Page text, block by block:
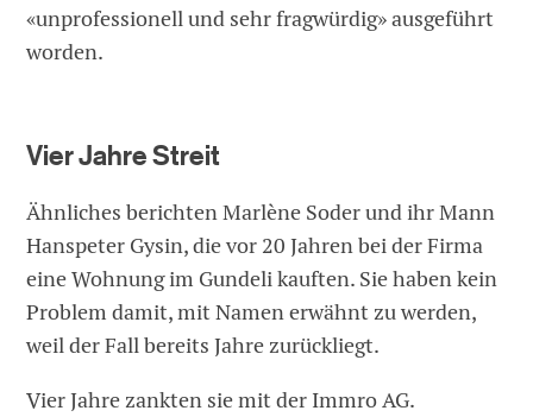
«unprofessionell und sehr fragwürdig» ausgeführt
worden.
Vier Jahre Streit
Ähnliches berichten Marlène Soder und ihr Mann
Hanspeter Gysin, die vor 20 Jahren bei der Firma
eine Wohnung im Gundeli kauften. Sie haben kein
Problem damit, mit Namen erwähnt zu werden,
weil der Fall bereits Jahre zurückliegt.
Vier Jahre zankten sie mit der Immro AG.